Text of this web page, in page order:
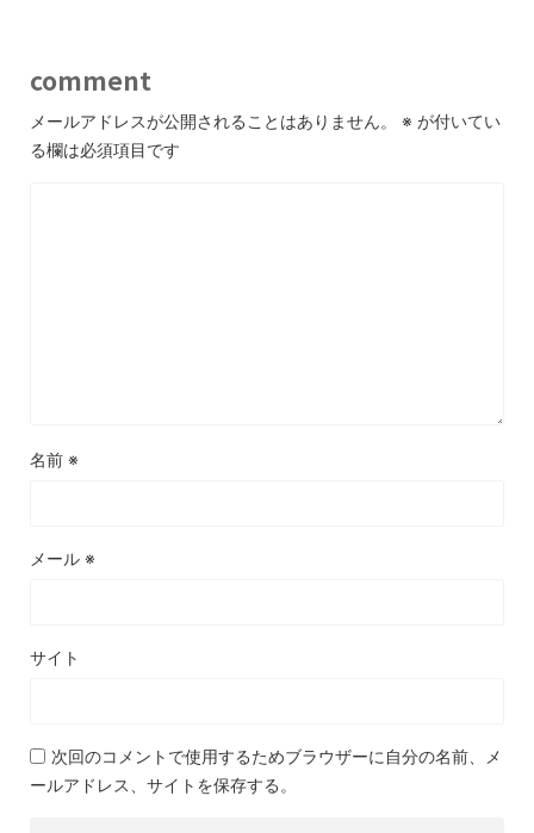
comment
メールアドレスが公開されることはありません。 ※ が付いてい
る欄は必須項目です
名前 ※
メール ※
サイト
次回のコメントで使用するためブラウザーに自分の名前、メ
ールアドレス、サイトを保存する。